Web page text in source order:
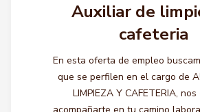
Auxiliar de
cafeteria
En esta oferta de empleo
que se perfilen en el cargo de
LIMPIEZA Y CAFETERIA,